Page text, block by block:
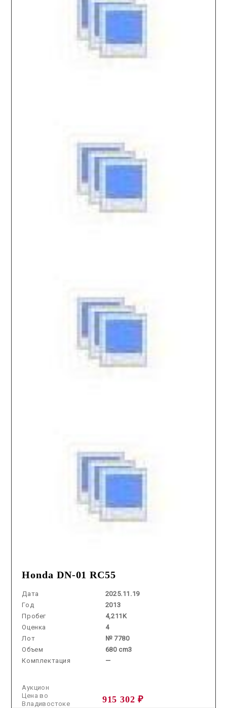
Honda DN-01 RC55
Дата
2025.11.19
Год
2013
Пробег
4,211K
Оценка
4
Лот
№ 7780
Объем
680 cm3
Комплектация
—
Аукцион
915 302 ₽
Цена во
Владивостоке